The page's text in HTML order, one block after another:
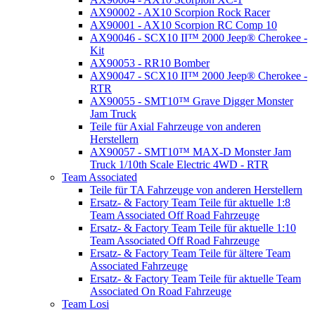
AX90002 - AX10 Scorpion Rock Racer
AX90001 - AX10 Scorpion RC Comp 10
AX90046 - SCX10 II™ 2000 Jeep® Cherokee -
Kit
AX90053 - RR10 Bomber
AX90047 - SCX10 II™ 2000 Jeep® Cherokee -
RTR
AX90055 - SMT10™ Grave Digger Monster
Jam Truck
Teile für Axial Fahrzeuge von anderen
Herstellern
AX90057 - SMT10™ MAX-D Monster Jam
Truck 1/10th Scale Electric 4WD - RTR
Team Associated
Teile für TA Fahrzeuge von anderen Herstellern
Ersatz- & Factory Team Teile für aktuelle 1:8
Team Associated Off Road Fahrzeuge
Ersatz- & Factory Team Teile für aktuelle 1:10
Team Associated Off Road Fahrzeuge
Ersatz- & Factory Team Teile für ältere Team
Associated Fahrzeuge
Ersatz- & Factory Team Teile für aktuelle Team
Associated On Road Fahrzeuge
Team Losi